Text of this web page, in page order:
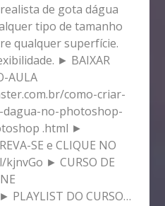
de gota dágua
tipo de tamanho
qualquer superfície.
► BAIXAR
AULA
como-criar-
no-photoshop-
.html ►
SE e CLIQUE NO
► CURSO DE
DO CURSO…